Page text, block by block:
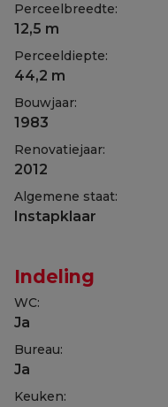
Perceelbreedte:
12,5 m
Perceeldiepte:
44,2 m
Bouwjaar:
1983
Renovatiejaar:
2012
Algemene staat:
Instapklaar
Indeling
WC:
Ja
Bureau:
Ja
Keuken: